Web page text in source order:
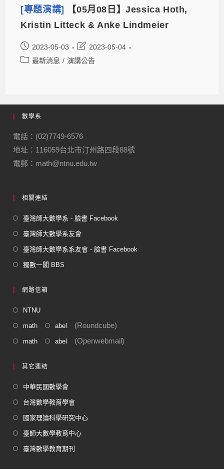
[專題演講]
【05月08日】Jessica Hoth,
Kristin Litteck & Anke Lindmeier
2023-05-03
2023-05-04
最新消息 / 演講公告
數學系
電話：(02)7749-6576
地址：116059台北市汀州路四段88號
電郵：math@ntnu.edu.tw
相關連結
臺灣師大數學系 - 臉書 Facebook
臺灣師大數學系友會
臺灣師大數學系系友會 - 臉書 Facebook
獨數一閣 BBS
網路信箱
NTNU
math abel (Roundcube)
math abel (Openwebmail)
其它連結
中華民國數學會
台灣數學教育學會
國家理論科學研究中心
臺師大數學教育中心
臺灣數學教育期刊